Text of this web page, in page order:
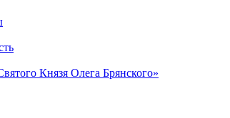
Князя Олега Брянского»